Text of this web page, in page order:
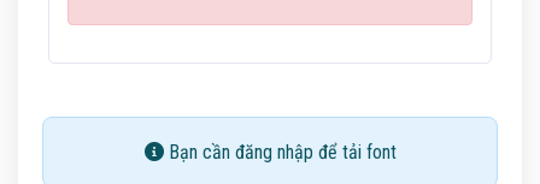
Bạn cần đăng nhập để tải font